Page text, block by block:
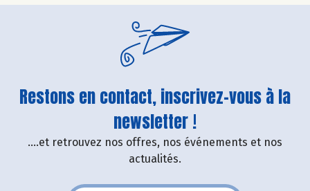
Restons en contact, inscrivez-vous à la
newsletter !
....et retrouvez nos offres, nos événements et nos
actualités.